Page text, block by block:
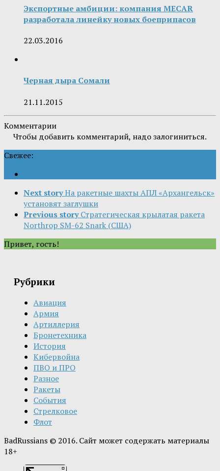
Экспортные амбиции: компания MECAR
разработала линейку новых боеприпасов
22.03.2016
Черная дыра Сомали
21.11.2015
Комментарии
Чтобы добавить комментарий, надо залогиниться.
Свежее:
Next storyНа ракетные шахты АПЛ «Архангельск»
установят заглушки
Previous story Стратегическая крылатая ракета
Northrop SM-62 Snark (США)
Привет, гость!
Рубрики
Авиация
Армия
Артиллерия
Бронетехника
История
Кибервойна
ПВО и ПРО
Разное
Ракеты
События
Стрелковое
Флот
BadRussians © 2016. Сайт может содержать материалы
18+